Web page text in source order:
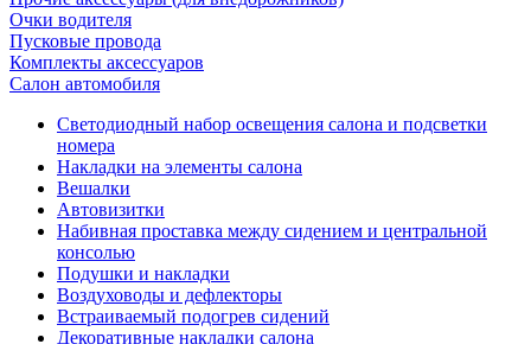
Очки водителя
Пусковые провода
Комплекты аксессуаров
Салон автомобиля
Светодиодный набор освещения салона и подсветки
номера
Накладки на элементы салона
Вешалки
Автовизитки
Набивная проставка между сидением и центральной
консолью
Подушки и накладки
Воздуховоды и дефлекторы
Встраиваемый подогрев сидений
Декоративные накладки салона